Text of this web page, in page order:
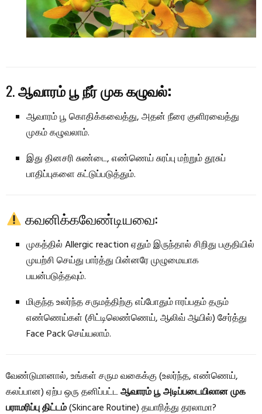
2.ஆவாரம் பூ நீர் முக கழுவல்:
ஆவாரம் பூ கொதிக்கவைத்து, அதன் நீரை குளிரவைத்து
முகம் கழுவலாம்.
இது தினசரி சுண்டை, எண்ணெய் சுரப்பு மற்றும் தூசுப்
பாதிப்புகளை கட்டுப்படுத்தும்.
கவனிக்கவேண்டியவை:
முகத்தில் Allergic reaction ஏதும் இருந்தால் சிறிது பகுதியில்
முயற்சி செய்து பார்த்து பின்னரே முழுமையாக
பயன்படுத்தவும்.
மிகுந்த உலர்ந்த சருமத்திற்கு எப்போதும் ஈரப்பதம் தரும்
எண்ணெய்கள் (சிட்டிலெண்ணெய், ஆலிவ் ஆயில்) சேர்த்து
Face Pack செய்யலாம்.
வேண்டுமானால், உங்கள் சரும வகைக்கு (உலர்ந்த, எண்ணெய்,
கலப்பான) ஏற்ப ஒரு தனிப்பட்டஆவாரம் பூ அடிப்படையிலான முக
பராமரிப்பு திட்டம்(Skincare Routine) தயாரித்து தரலாமா?